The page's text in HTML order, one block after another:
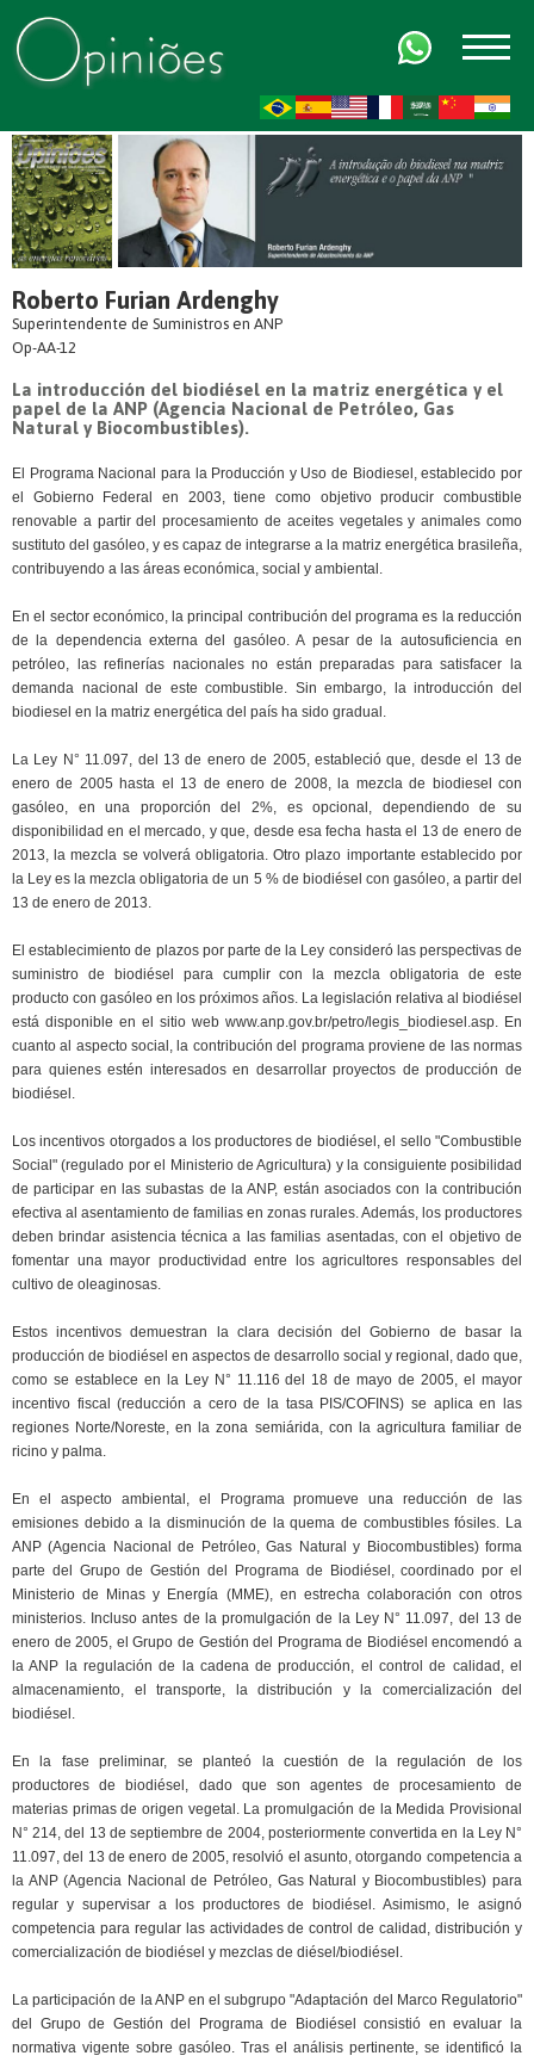
Roberto Furian Ardenghy
Superintendente de Suministros en ANP
Op-AA-12
La introducción del biodiésel en la matriz energética y el
papel de la ANP (Agencia Nacional de Petróleo, Gas
Natural y Biocombustibles).
El Programa Nacional para la Producción y Uso de Biodiesel, establecido por
el Gobierno Federal en 2003, tiene como objetivo producir combustible
renovable a partir del procesamiento de aceites vegetales y animales como
sustituto del gasóleo, y es capaz de integrarse a la matriz energética brasileña,
contribuyendo a las áreas económica, social y ambiental.
En el sector económico, la principal contribución del programa es la reducción
de la dependencia externa del gasóleo. A pesar de la autosuficiencia en
petróleo, las refinerías nacionales no están preparadas para satisfacer la
demanda nacional de este combustible. Sin embargo, la introducción del
biodiesel en la matriz energética del país ha sido gradual.
La Ley N° 11.097, del 13 de enero de 2005, estableció que, desde el 13 de
enero de 2005 hasta el 13 de enero de 2008, la mezcla de biodiesel con
gasóleo, en una proporción del 2%, es opcional, dependiendo de su
disponibilidad en el mercado, y que, desde esa fecha hasta el 13 de enero de
2013, la mezcla se volverá obligatoria. Otro plazo importante establecido por
la Ley es la mezcla obligatoria de un 5 % de biodiésel con gasóleo, a partir del
13 de enero de 2013.
El establecimiento de plazos por parte de la Ley consideró las perspectivas de
suministro de biodiésel para cumplir con la mezcla obligatoria de este
producto con gasóleo en los próximos años. La legislación relativa al biodiésel
está disponible en el sitio web www.anp.gov.br/petro/legis_biodiesel.asp. En
cuanto al aspecto social, la contribución del programa proviene de las normas
para quienes estén interesados ​​en desarrollar proyectos de producción de
biodiésel.
Los incentivos otorgados a los productores de biodiésel, el sello "Combustible
Social" (regulado por el Ministerio de Agricultura) y la consiguiente posibilidad
de participar en las subastas de la ANP, están asociados con la contribución
efectiva al asentamiento de familias en zonas rurales. Además, los productores
deben brindar asistencia técnica a las familias asentadas, con el objetivo de
fomentar una mayor productividad entre los agricultores responsables del
cultivo de oleaginosas.
Estos incentivos demuestran la clara decisión del Gobierno de basar la
producción de biodiésel en aspectos de desarrollo social y regional, dado que,
como se establece en la Ley N° 11.116 del 18 de mayo de 2005, el mayor
incentivo fiscal (reducción a cero de la tasa PIS/COFINS) se aplica en las
regiones Norte/Noreste, en la zona semiárida, con la agricultura familiar de
ricino y palma.
En el aspecto ambiental, el Programa promueve una reducción de las
emisiones debido a la disminución de la quema de combustibles fósiles. La
ANP (Agencia Nacional de Petróleo, Gas Natural y Biocombustibles) forma
parte del Grupo de Gestión del Programa de Biodiésel, coordinado por el
Ministerio de Minas y Energía (MME), en estrecha colaboración con otros
ministerios. Incluso antes de la promulgación de la Ley N° 11.097, del 13 de
enero de 2005, el Grupo de Gestión del Programa de Biodiésel encomendó a
la ANP la regulación de la cadena de producción, el control de calidad, el
almacenamiento, el transporte, la distribución y la comercialización del
biodiésel.
En la fase preliminar, se planteó la cuestión de la regulación de los
productores de biodiésel, dado que son agentes de procesamiento de
materias primas de origen vegetal. La promulgación de la Medida Provisional
N° 214, del 13 de septiembre de 2004, posteriormente convertida en la Ley N°
11.097, del 13 de enero de 2005, resolvió el asunto, otorgando competencia a
la ANP (Agencia Nacional de Petróleo, Gas Natural y Biocombustibles) para
regular y supervisar a los productores de biodiésel. Asimismo, le asignó
competencia para regular las actividades de control de calidad, distribución y
comercialización de biodiésel y mezclas de diésel/biodiésel.
La participación de la ANP en el subgrupo "Adaptación del Marco Regulatorio"
del Grupo de Gestión del Programa de Biodiésel consistió en evaluar la
normativa vigente sobre gasóleo. Tras el análisis pertinente, se identificó la